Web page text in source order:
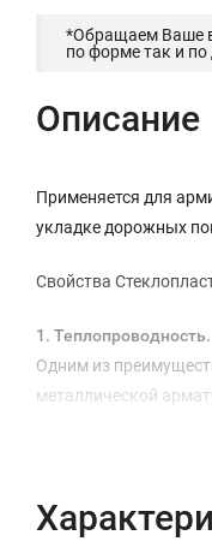
*Обращаем Ваше
по форме так и по
Описание
Применяется для
укладке дорожных
Свойства
1. Теплопроводность.
Одним из
металлической
3. Устойчивость к